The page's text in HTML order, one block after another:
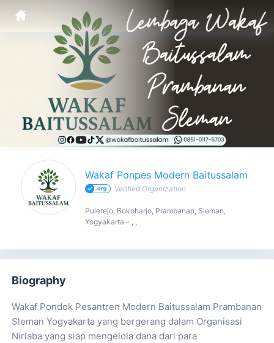
Wakaf Ponpes Modern Baitussalam - Profile
Wakaf Ponpes Modern Baitussalam
Verified Organization
Pulerejo, Bokoharjo, Prambanan, Sleman,
Yogyakarta - , ,
Biography
Wakaf Pondok Pesantren Modern Baitussalam Prambanan
Sleman Yogyakarta yang bergerang dalam Organisasi
Nirlaba yang siap mengelola dana dari para